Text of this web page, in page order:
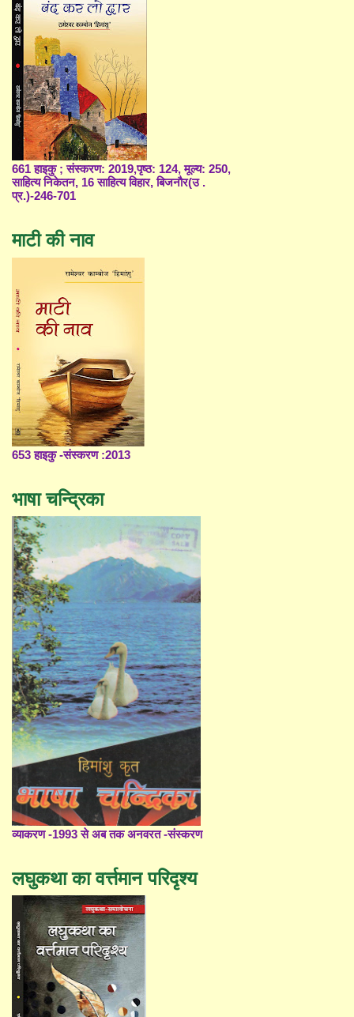
661 हाइकु ; संस्करण: 2019,पृष्ठ: 124, मूल्य: 250,
साहित्य निकेतन, 16 साहित्य विहार, बिजनौर(उ .
प्र.)-246-701
माटी की नाव
653 हाइकु -संस्करण :2013
भाषा चन्द्रिका
व्याकरण -1993 से अब तक अनवरत -संस्करण
लघुकथा का वर्त्तमान परिदृश्य